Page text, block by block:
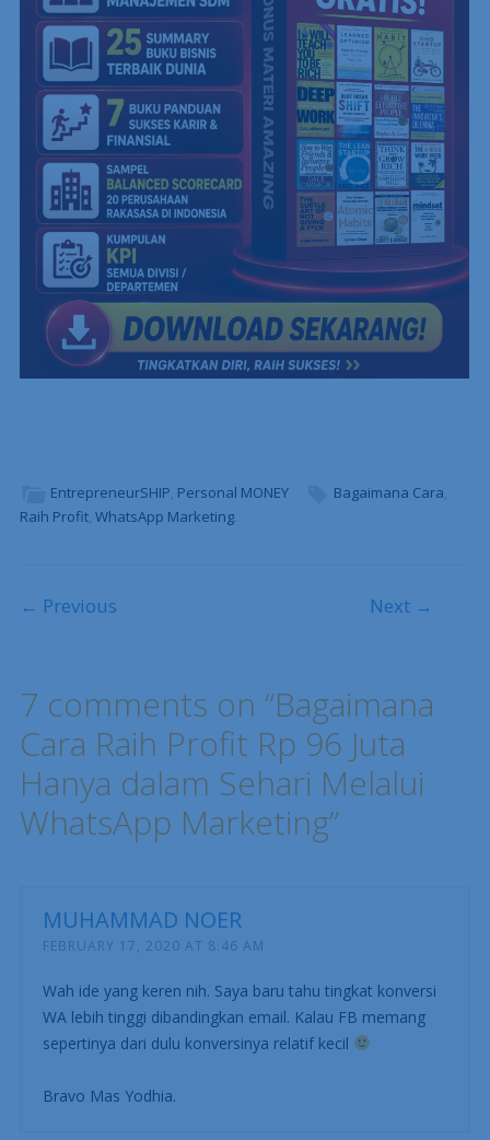
EntrepreneurSHIP, Personal MONEY Bagaimana Cara,
Raih Profit, WhatsApp Marketing.
Post navigation
← Previous Next →
7 comments on “Bagaimana
Cara Raih Profit Rp 96 Juta
Hanya dalam Sehari Melalui
WhatsApp Marketing”
MUHAMMAD NOER
FEBRUARY 17, 2020 AT 8:46 AM
Wah ide yang keren nih. Saya baru tahu tingkat konversi
WA lebih tinggi dibandingkan email. Kalau FB memang
sepertinya dari dulu konversinya relatif kecil
Bravo Mas Yodhia.